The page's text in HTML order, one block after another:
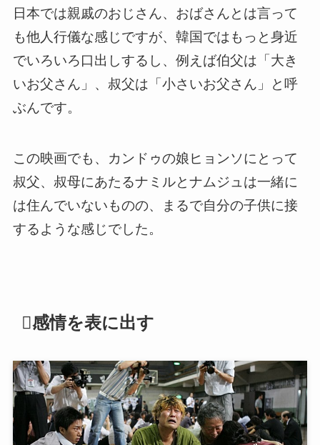
日本では親戚のおじさん、おばさんとは言って
も他人行儀な感じですが、韓国ではもっと身近
でいろいろ口出しするし、例えば伯父は「大き
いお父さん」、叔父は「小さいお父さん」と呼
ぶんです。
この映画でも、カンドゥの娘ヒョンソにとって
叔父、叔母にあたるナミルとナムジュは一緒に
は住んでいないものの、まるで自分の子供に接
するような感じでした。
感情を表に出す